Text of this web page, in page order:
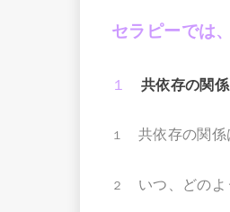
セラピーでは、
１ 共依存の関
１ 共依存の関係
２ いつ、どのよ